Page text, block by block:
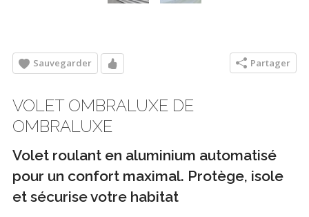
Sauvegarder Partager
VOLET OMBRALUXE DE
OMBRALUXE
Volet roulant en aluminium automatisé
pour un confort maximal. Protège, isole
et sécurise votre habitat